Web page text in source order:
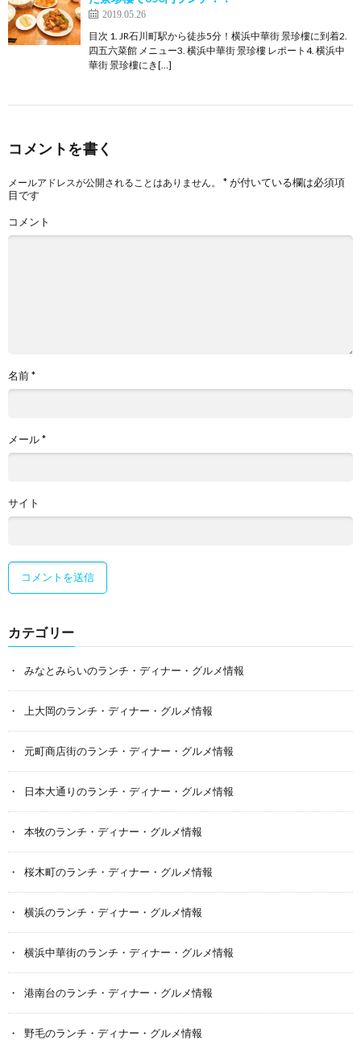
2019.05.26
目次 1. JR石川町駅から徒歩5分！横浜中華街 景珍樓に到着2.
四五六菜館 メニュー3. 横浜中華街 景珍樓 レポート4. 横浜中
華街 景珍樓にき[…]
コメントを書く
メールアドレスが公開されることはありません。 *が付いている欄は必須項
目です
コメント
名前*
メール*
サイト
カテゴリー
みなとみらいのランチ・ディナー・グルメ情報
上大岡のランチ・ディナー・グルメ情報
元町商店街のランチ・ディナー・グルメ情報
日本大通りのランチ・ディナー・グルメ情報
本牧のランチ・ディナー・グルメ情報
桜木町のランチ・ディナー・グルメ情報
横浜のランチ・ディナー・グルメ情報
横浜中華街のランチ・ディナー・グルメ情報
港南台のランチ・ディナー・グルメ情報
野毛のランチ・ディナー・グルメ情報